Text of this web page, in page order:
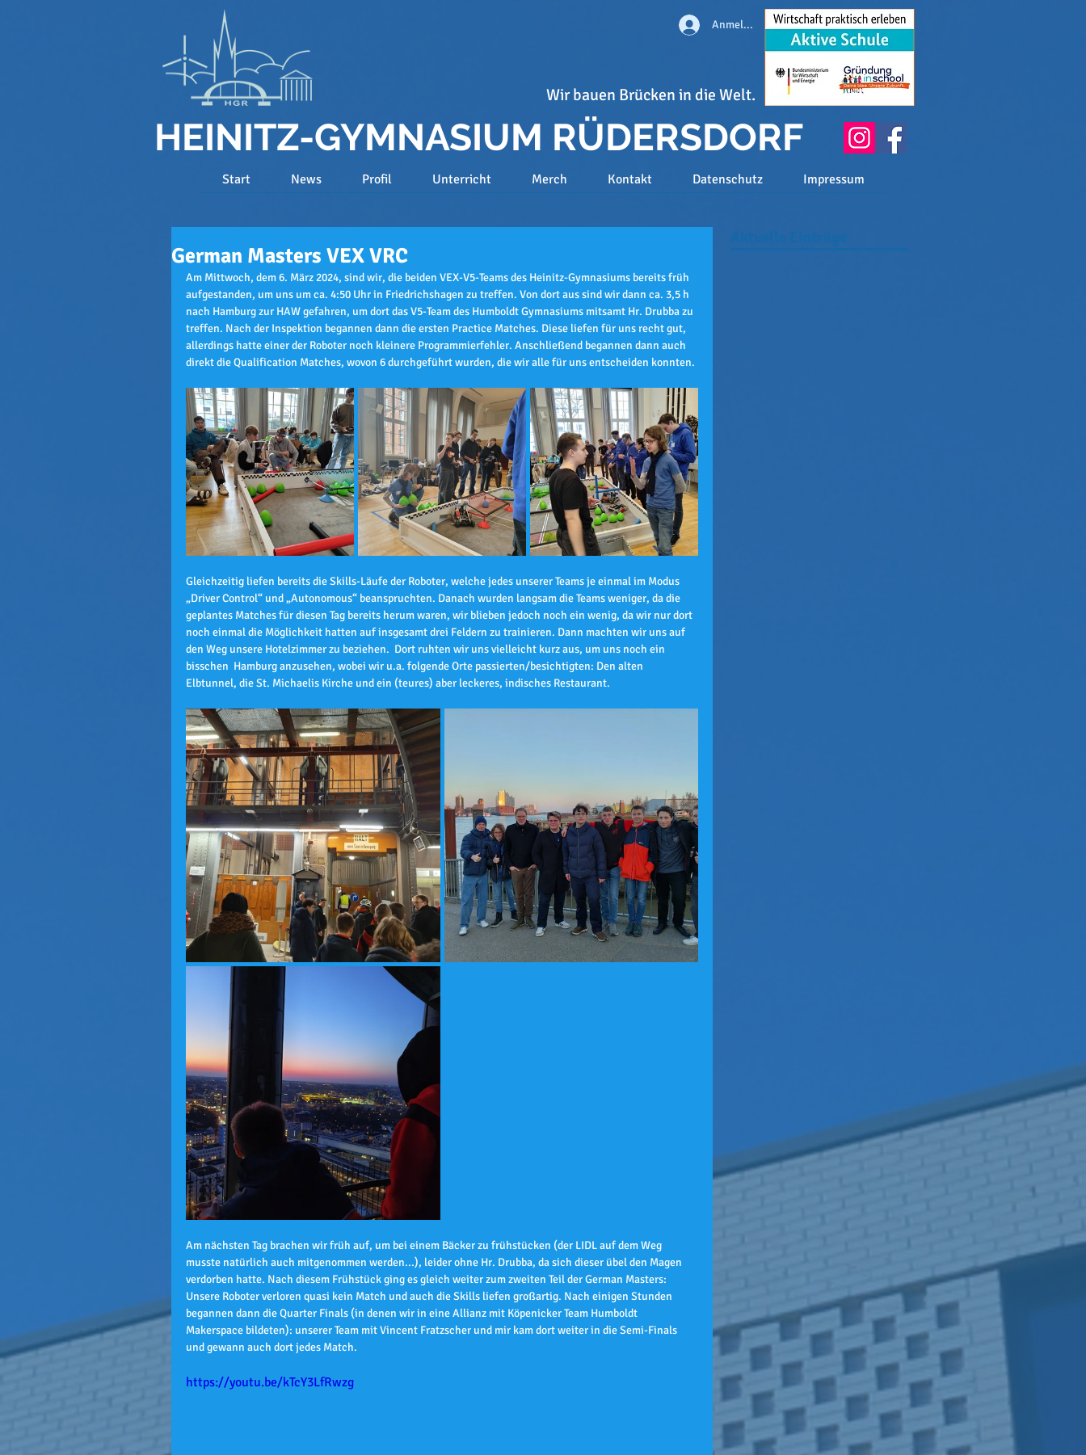
Anmelden
Wir bauen Brücken in die Welt.
HEINITZ-GYMNASIUM RÜDERSDORF
Start News Profil Unterricht Merch Kontakt Datenschutz Impressum
German Masters VEX VRC
Am Mittwoch, dem 6. März 2024, sind wir, die beiden VEX-V5-Teams des Heinitz-Gymnasiums bereits früh
aufgestanden, um uns um ca. 4:50 Uhr in Friedrichshagen zu treffen. Von dort aus sind wir dann ca. 3,5 h
nach Hamburg zur HAW gefahren, um dort das V5-Team des Humboldt Gymnasiums mitsamt Hr. Drubba zu
treffen. Nach der Inspektion begannen dann die ersten Practice Matches. Diese liefen für uns recht gut,
allerdings hatte einer der Roboter noch kleinere Programmierfehler. Anschließend begannen dann auch
direkt die Qualification Matches, wovon 6 durchgeführt wurden, die wir alle für uns entscheiden konnten.
Gleichzeitig liefen bereits die Skills-Läufe der Roboter, welche jedes unserer Teams je einmal im Modus
„Driver Control“ und „Autonomous“ beanspruchten. Danach wurden langsam die Teams weniger, da die
geplantes Matches für diesen Tag bereits herum waren, wir blieben jedoch noch ein wenig, da wir nur dort
noch einmal die Möglichkeit hatten auf insgesamt drei Feldern zu trainieren. Dann machten wir uns auf
den Weg unsere Hotelzimmer zu beziehen.  Dort ruhten wir uns vielleicht kurz aus, um uns noch ein
bisschen  Hamburg anzusehen, wobei wir u.a. folgende Orte passierten/besichtigten: Den alten
Elbtunnel, die St. Michaelis Kirche und ein (teures) aber leckeres, indisches Restaurant.
Am nächsten Tag brachen wir früh auf, um bei einem Bäcker zu frühstücken (der LIDL auf dem Weg
musste natürlich auch mitgenommen werden...), leider ohne Hr. Drubba, da sich dieser übel den Magen
verdorben hatte. Nach diesem Frühstück ging es gleich weiter zum zweiten Teil der German Masters:
Unsere Roboter verloren quasi kein Match und auch die Skills liefen großartig. Nach einigen Stunden
begannen dann die Quarter Finals (in denen wir in eine Allianz mit Köpenicker Team Humboldt
Makerspace bildeten): unserer Team mit Vincent Fratzscher und mir kam dort weiter in die Semi-Finals
und gewann auch dort jedes Match.
https://youtu.be/kTcY3LfRwzg